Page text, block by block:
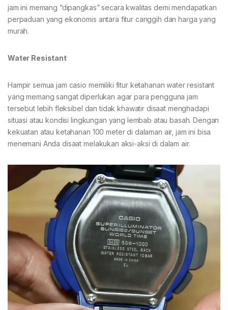
jam ini memang “dipangkas” secara kwalitas demi mendapatkan
perpaduan yang ekonomis antara fitur canggih dan harga yang
murah.
Water Resistant
Hampir semua jam casio memiliki fitur ketahanan water resistant
yang memang sangat diperlukan agar para pengguna jam
tersebut lebih fleksibel dan tidak khawatir disaat menghadapi
situasi atau kondisi lingkungan yang lembab atau basah. Dengan
kekuatan atau ketahanan 100 meter di dalaman air, jam ini bisa
menemani Anda disaat melakukan aksi-aksi di dalam air.